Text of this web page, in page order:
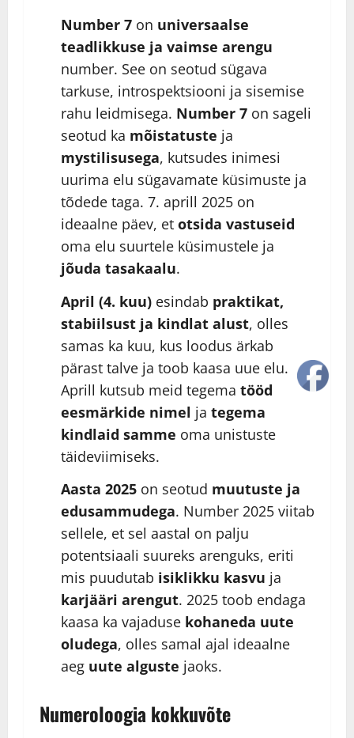
Number 7 on universaalse
teadlikkuse ja vaimse arengu
number. See on seotud sügava
tarkuse, introspektsiooni ja sisemise
rahu leidmisega. Number 7 on sageli
seotud ka mõistatuste ja
mystilisusega, kutsudes inimesi
uurima elu sügavamate küsimuste ja
tõdede taga. 7. aprill 2025 on
ideaalne päev, et otsida vastuseid
oma elu suurtele küsimustele ja
jõuda tasakaalu.
April (4. kuu) esindab praktikat,
stabiilsust ja kindlat alust, olles
samas ka kuu, kus loodus ärkab
pärast talve ja toob kaasa uue elu.
Aprill kutsub meid tegema tööd
eesmärkide nimel ja tegema
kindlaid samme oma unistuste
täideviimiseks.
Aasta 2025 on seotud muutuste ja
edusammudega. Number 2025 viitab
sellele, et sel aastal on palju
potentsiaali suureks arenguks, eriti
mis puudutab isiklikku kasvu ja
karjääri arengut. 2025 toob endaga
kaasa ka vajaduse kohaneda uute
oludega, olles samal ajal ideaalne
aeg uute alguste jaoks.
Numeroloogia kokkuvõte